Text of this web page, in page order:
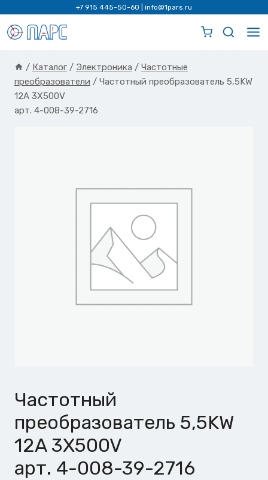
содержимому
+7 915 445-50-60 info@1pars.ru
/ Каталог / Электроника / Частотные
преобразователи / Частотный преобразователь 5,5KW
12A 3X500V
арт. 4-008-39-2716
Частотный
преобразователь 5,5KW
12A 3X500V
арт. 4-008-39-2716